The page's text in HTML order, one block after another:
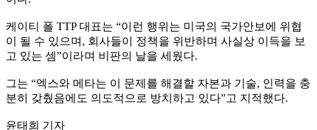
케이티 폴 TTP 대표는 “이런 행위는 미국의 국가안보에 위협
이 될 수 있으며, 회사들이 정책을 위반하며 사실상 이득을 보
고 있는 셈”이라며 비판의 날을 세웠다.
그는 “엑스와 메타는 이 문제를 해결할 자본과 기술, 인력을 충
분히 갖췄음에도 의도적으로 방치하고 있다”고 지적했다.
윤태희 기자